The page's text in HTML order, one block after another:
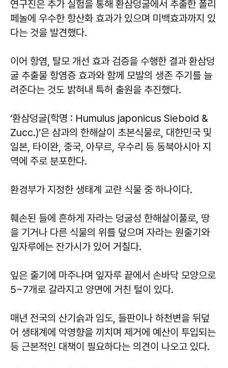
연구진은 추가 실험을 통해 환삼덩굴에서 추출한 폴리
페놀에 우수한 항산화 효과가 있으며 미백효과까지 있
다는 것을 발견했다.
이어 항염, 탈모 개선 효과 검증을 수행한 결과 환삼덩
굴 추출물 항염증 효과와 함께 모발의 생존 주기를 늘
려준다는 것도 밝혀내 특허 출원을 추진했다.
‘환삼덩굴(학명 : Humulus japonicus Sieboid &
Zucc.)’은 삼과의 한해살이 초본식물로, 대한민국 및
일본, 타이완, 중국, 아무르, 우수리 등 동북아시아 지
역에 주로 분포한다.
환경부가 지정한 생태계 교란 식물 중 하나이다.
훼손된 들에 흔하게 자라는 덩굴성 한해살이풀로, 땅
을 기거나 다른 식물의 위를 덮으며 자라는 원줄기와
잎자루에는 잔가시가 있어 거칠다.
잎은 줄기에 마주나며 잎자루 끝에서 손바닥 모양으로
5~7개로 갈라지고 양면에 거친 털이 있다.
매년 전국의 산기슭과 임도, 들판이나 하천변을 뒤덮
어 생태계에 악영향을 끼치며 제거에 예산이 투입되는
등 근본적인 대책이 필요하다는 의견이 나오고 있다.